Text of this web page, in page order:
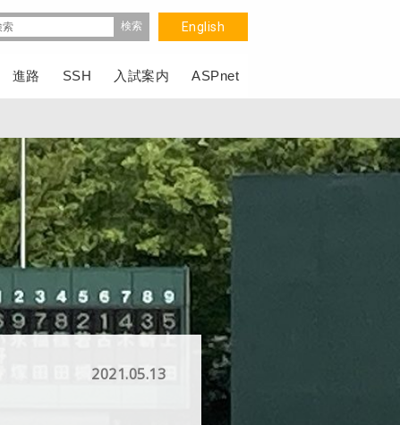
English
進路 SSH 入試案内 ASPnet
2021.05.13